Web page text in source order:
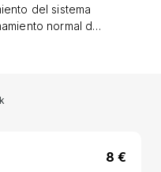
del sistema
normal del
de vitamina C.
⅓ cucharadita,
El complemento
como sustituto
8 €